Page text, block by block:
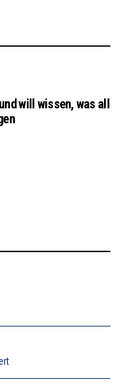
will wissen, was all